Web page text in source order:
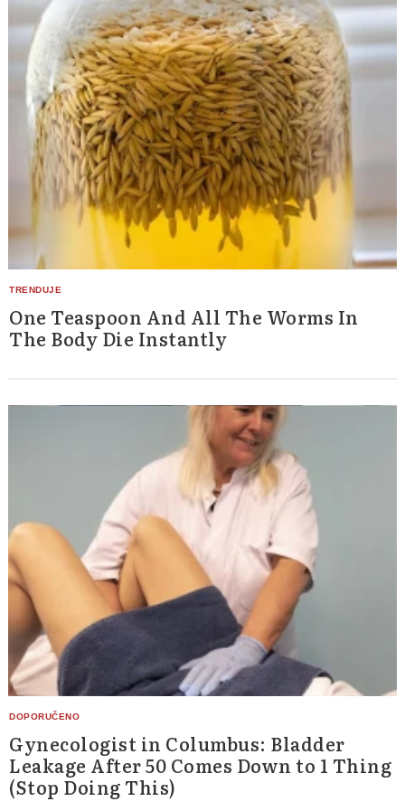
One Teaspoon And All The Worms In
The Body Die Instantly
Gynecologist in Columbus: Bladder
Leakage After 50 Comes Down to 1 Thing
(Stop Doing This)